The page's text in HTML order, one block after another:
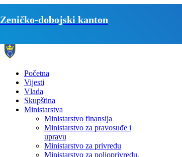
Zeničko-dobojski kanton
Početna
Vijesti
Vlada
Skupština
Ministarstva
Ministarstvo finansija
Ministarstvo za pravosuđe i
upravu
Ministarstvo za privredu
Ministarstvo za poljoprivredu,